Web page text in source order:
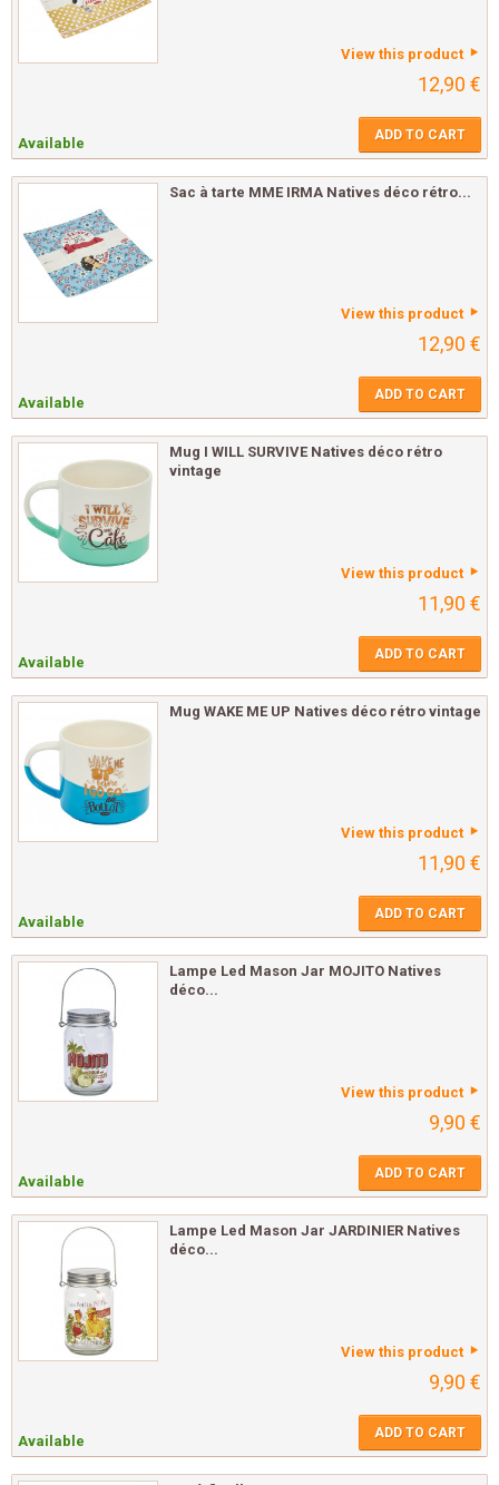
View this product
12,90 €
Available ADD TO CART
Sac à tarte MME IRMA Natives déco rétro...
View this product
12,90 €
Available ADD TO CART
Mug I WILL SURVIVE Natives déco rétro
vintage
View this product
11,90 €
Available ADD TO CART
Mug WAKE ME UP Natives déco rétro vintage
View this product
11,90 €
Available ADD TO CART
Lampe Led Mason Jar MOJITO Natives
déco...
View this product
9,90 €
Available ADD TO CART
Lampe Led Mason Jar JARDINIER Natives
déco...
View this product
9,90 €
Available ADD TO CART